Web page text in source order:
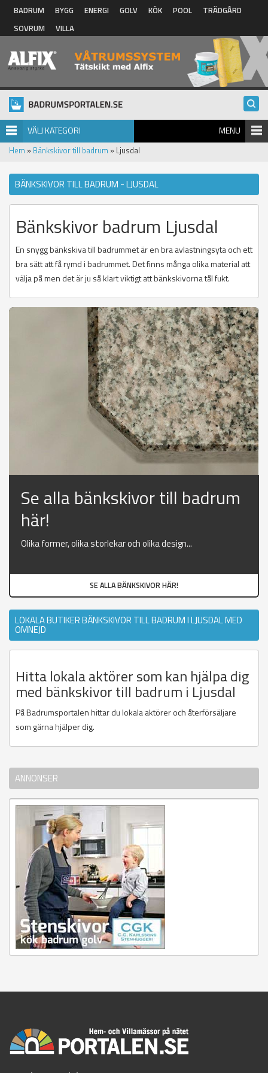
Hoppa till huvudinnehåll
BADRUM BYGG ENERGI GOLV KÖK POOL
TRÄDGÅRD
SOVRUM
VILLA
VÄLJ KATEGORI MENU
Hem » Bänkskivor till badrum » Ljusdal
BÄNKSKIVOR TILL BADRUM - LJUSDAL
Bänkskivor badrum Ljusdal
En snygg bänkskiva till badrummet är en bra avlastningsyta och ett
bra sätt att få rymd i badrummet. Det finns många olika material att
välja på men det är ju så klart viktigt att bänkskivorna tål fukt.
Se alla bänkskivor till badrum
här!
Olika former, olika storlekar och olika design...
SE ALLA BÄNKSKIVOR HÄR!
LOKALA BUTIKER BÄNKSKIVOR TILL BADRUM I LJUSDAL MED
OMNEJD
Hitta lokala aktörer som kan hjälpa dig
med bänkskivor till badrum i Ljusdal
På Badrumsportalen hittar du lokala aktörer och återförsäljare
som gärna hjälper dig.
ANNONSER